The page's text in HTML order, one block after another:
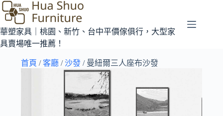
華塑家具｜桃園、新竹、台中平價傢俱行，大型家
具賣場唯一推薦！
首頁 /客廳/沙發/ 曼紐爾三人座布沙發